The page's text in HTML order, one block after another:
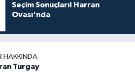
Seçim Sonuçları! Harran
Ovası'nda
HAKKINDA
Turgay